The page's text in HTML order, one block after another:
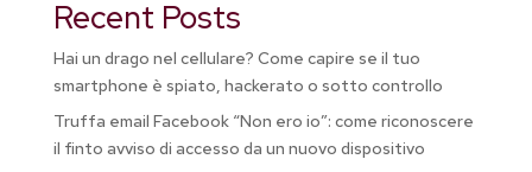
Recent Posts
Hai un drago nel cellulare? Come capire se il tuo
smartphone è spiato, hackerato o sotto controllo
Truffa email Facebook “Non ero io”: come riconoscere
il finto avviso di accesso da un nuovo dispositivo